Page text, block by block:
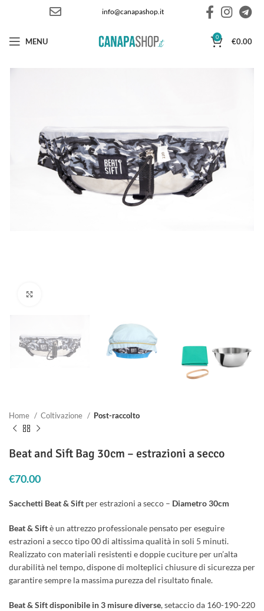
info@canapashop.it
MENU 0 €0.00
Home Coltivazione Post-raccolto
Beat and Sift Bag 30cm – estrazioni a secco
€70.00
Sacchetti Beat & Sift per estrazioni a secco – Diametro 30cm
Beat & Siftè un attrezzo professionale pensato per eseguire
estrazioni a secco tipo 00 di altissima qualità in soli 5 minuti.
Realizzato con materiali resistenti e doppie cuciture per un’alta
durabilità nel tempo, dispone di molteplici chiusure di sicurezza per
garantire sempre la massima purezza del risultato finale.
Beat & Sift disponibile in 3 misure diverse, setaccio da 160-190-220